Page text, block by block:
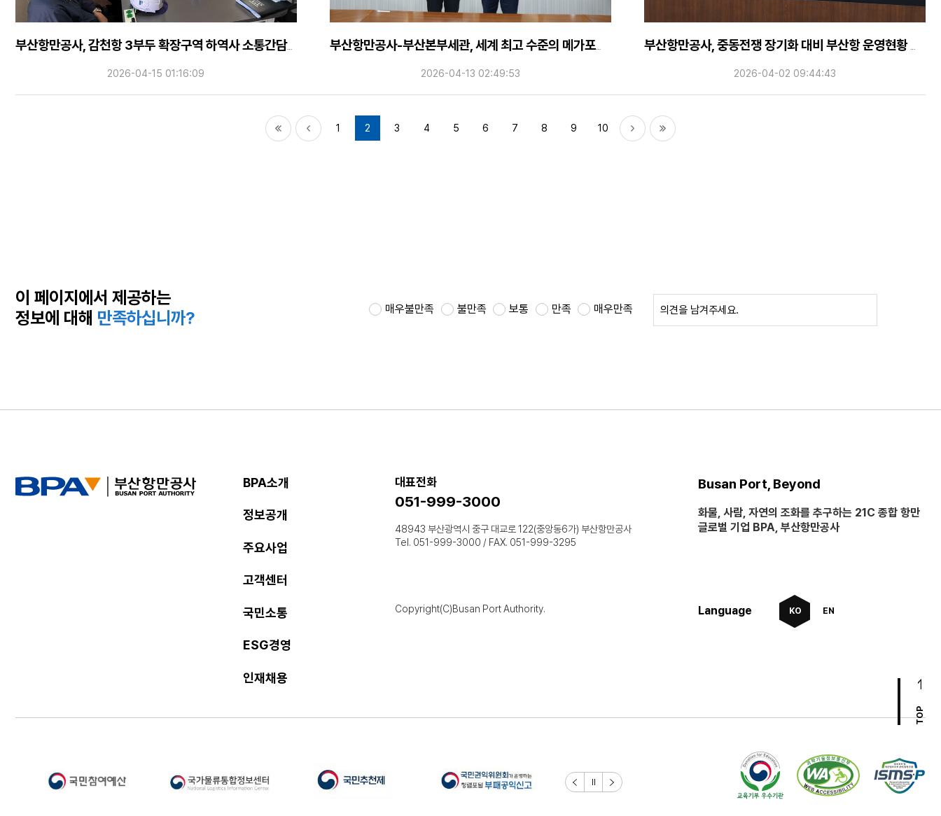
부산항만공사, 감천항 3부두 확장구역 하역사 소통간담회 개최
2026-04-15 01:16:09
부산항만공사-부산본부세관, 세계 최고 수준의 메가포트 인프라 구축을 위한 업무협약 체결
2026-04-13 02:49:53
부산항만공사, 중동전쟁 장기화 대비 부산항 운영현황 점검
2026-04-02 09:44:43
1 2 3 4 5 6 7 8 9 10
이 페이지에서 제공하는
정보에 대해 만족하십니까? 매우불만족 불만족 보통 만족 매우만족
BPA소개
정보공개
주요사업
고객센터
국민소통
ESG경영
인재채용
대표전화
051-999-3000
48943 부산광역시 중구 대교로 122(중앙동6가) 부산항만공사
Tel. 051-999-3000 / FAX. 051-999-3295
Copyright(C)Busan Port Authority.
Busan Port, Beyond
화물, 사람, 자연의 조화를 추구하는 21C 종합 항만
글로벌 기업 BPA, 부산항만공사
Language KO EN
TOP